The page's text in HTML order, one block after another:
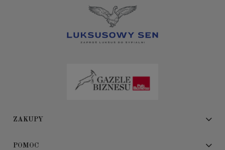
ZAKUPY
POMOC